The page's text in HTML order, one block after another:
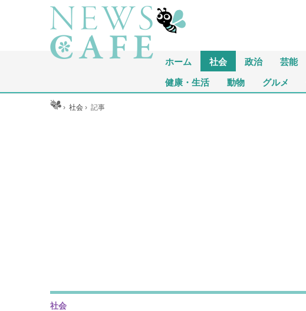
ホーム 社会 政治 芸能
健康・生活 動物 グルメ
ホーム ›社会 ›記事
社会